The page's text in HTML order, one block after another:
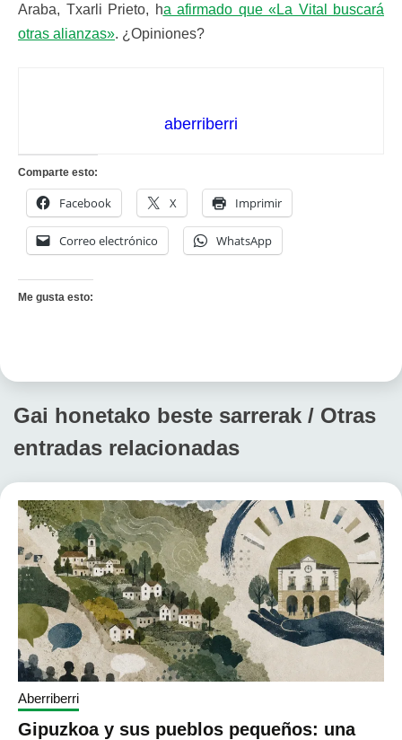
Araba, Txarli Prieto, ha afirmado que «La Vital buscará
otras alianzas». ¿Opiniones?
aberriberri
Comparte esto:
Facebook X Imprimir
Correo electrónico WhatsApp
Me gusta esto:
Gai honetako beste sarrerak / Otras
entradas relacionadas
Aberriberri
Gipuzkoa y sus pueblos pequeños: una